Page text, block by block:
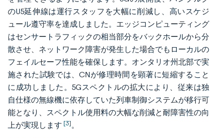
のU5延伸線は運行スタッフを大幅に削減し、高いスケジ
ュール遵守率を達成しました。エッジコンピューティング
はセンサートラフィックの相当部分をバックホールから分
散させ、ネットワーク障害が発生した場合でもローカルの
フェイルセーフ性能を確保します。オンタリオ州北部で実
施された試験では、CNが修理時間を顕著に短縮すること
に成功しました。5Gスペクトルの拡大により、従来は独
自仕様の無線機に依存していた列車制御システムが移行可
能となり、スペクトル使用料の大幅な削減と耐障害性の向
上が実現します [3]。